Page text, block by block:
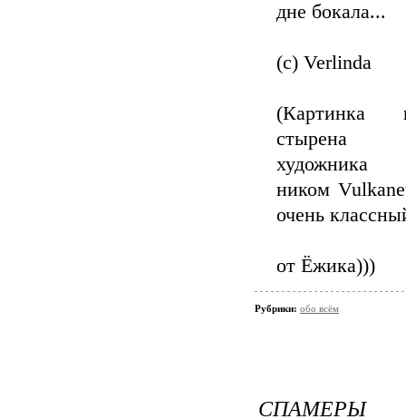
дне бокала...
(c) Verlinda
(Картинка
ником
очень
от Ёжика)))
Рубрики: обо всём
СПАМЕРЫ